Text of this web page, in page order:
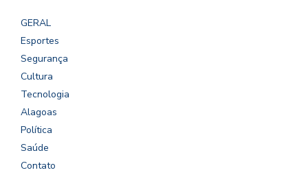
GERAL
Esportes
Segurança
Cultura
Tecnologia
Alagoas
Política
Saúde
Contato